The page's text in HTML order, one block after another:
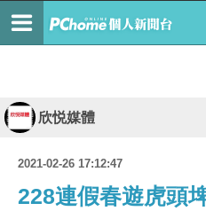
欣悦媒體
2021-02-26 17:12:47
228連假春遊虎頭